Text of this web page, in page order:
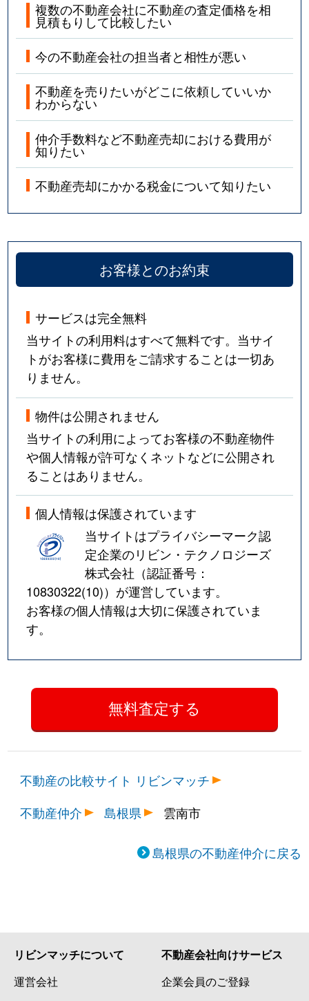
複数の不動産会社に不動産の査定価格を相
見積もりして比較したい
今の不動産会社の担当者と相性が悪い
不動産を売りたいがどこに依頼していいか
わからない
仲介手数料など不動産売却における費用が
知りたい
不動産売却にかかる税金について知りたい
お客様とのお約束
サービスは完全無料
当サイトの利用料はすべて無料です。当サイ
トがお客様に費用をご請求することは一切あ
りません。
物件は公開されません
当サイトの利用によってお客様の不動産物件
や個人情報が許可なくネットなどに公開され
ることはありません。
個人情報は保護されています
当サイトはプライバシーマーク認
定企業のリビン・テクノロジーズ
株式会社（認証番号：
10830322(10)）が運営しています。
お客様の個人情報は大切に保護されていま
す。
不動産の比較サイト リビンマッチ
不動産仲介
島根県 雲南市
島根県の不動産仲介に戻る
リビンマッチについて
運営会社
不動産会社向けサービス
企業会員のご登録